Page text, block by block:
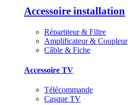
Accessoire installation
Répartiteur & Filtre
Amplificateur & Coupleur
Câble & Fiche
Accessoire TV
Télécommande
Casque TV